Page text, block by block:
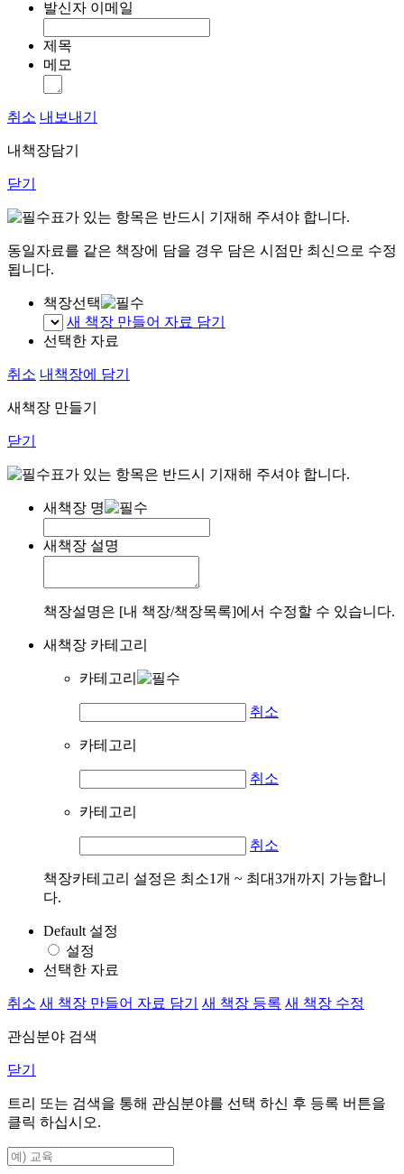
발신자 이메일
제목
메모
취소 내보내기
내책장담기
닫기
표가 있는 항목은 반드시 기재해 주셔야 합니다.
동일자료를 같은 책장에 담을 경우 담은 시점만 최신으로 수정
됩니다.
책장선택
새 책장 만들어 자료 담기
선택한 자료
취소 내책장에 담기
새책장 만들기
닫기
표가 있는 항목은 반드시 기재해 주셔야 합니다.
새책장 명
새책장 설명
책장설명은 [내 책장/책장목록]에서 수정할 수 있습니다.
새책장 카테고리
카테고리
취소
카테고리
취소
카테고리
취소
책장카테고리 설정은 최소1개 ~ 최대3개까지 가능합니
다.
Default 설정
설정
선택한 자료
취소 새 책장 만들어 자료 담기 새 책장 등록 새 책장 수정
관심분야 검색
닫기
트리 또는 검색을 통해 관심분야를 선택 하신 후 등록 버튼을
클릭 하십시오.